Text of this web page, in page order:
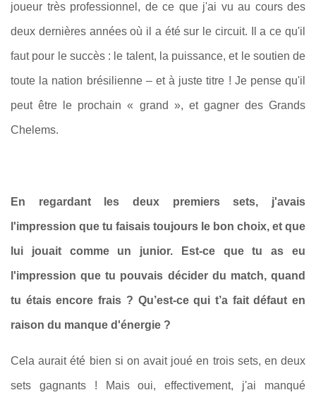
joueur très professionnel, de ce que j'ai vu au cours des
deux dernières années où il a été sur le circuit. Il a ce qu'il
faut pour le succès : le talent, la puissance, et le soutien de
toute la nation brésilienne – et à juste titre ! Je pense qu'il
peut être le prochain « grand », et gagner des Grands
Chelems.
En regardant les deux premiers sets, j'avais
l'impression que tu faisais toujours le bon choix, et que
lui jouait comme un junior. Est‑ce que tu as eu
l'impression que tu pouvais décider du match, quand
tu étais encore frais ? Qu’est-ce qui t’a fait défaut en
raison du manque d'énergie ?
Cela aurait été bien si on avait joué en trois sets, en deux
sets gagnants ! Mais oui, effectivement, j'ai manqué